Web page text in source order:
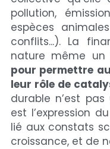
pollution,
espèces
conflits...). La
nature même un
pour permettre
leur rôle de
durable n’est
est l’expression
lié aux constats
croissance, et de